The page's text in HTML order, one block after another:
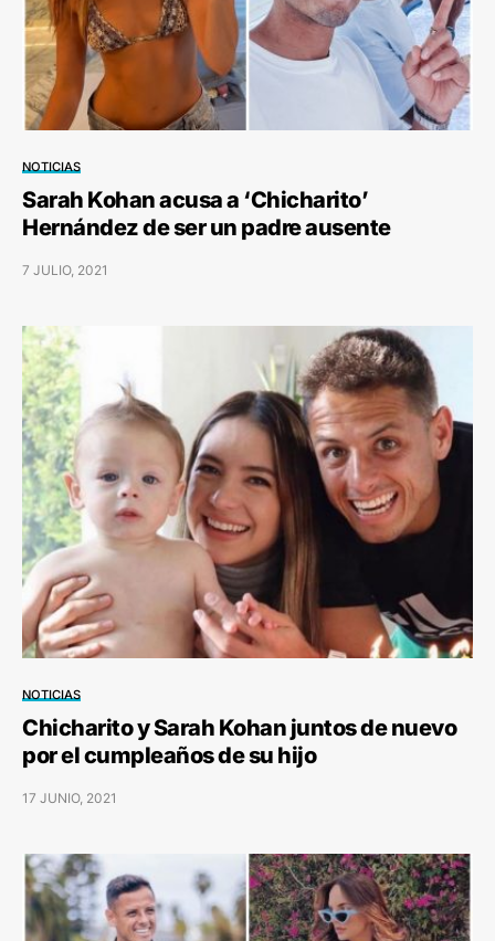
NOTICIAS
Sarah Kohan acusa a ‘Chicharito’
Hernández de ser un padre ausente
7 JULIO, 2021
NOTICIAS
Chicharito y Sarah Kohan juntos de nuevo
por el cumpleaños de su hijo
17 JUNIO, 2021